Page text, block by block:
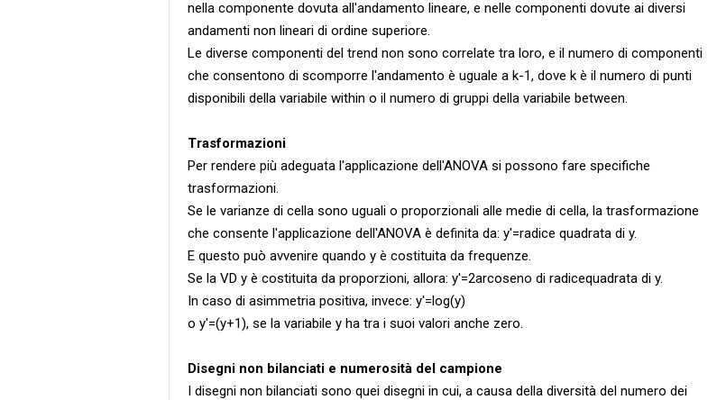
nella componente dovuta all'andamento lineare, e nelle componenti dovute ai diversi
andamenti non lineari di ordine superiore.
Le diverse componenti del trend non sono correlate tra loro, e il numero di componenti
che consentono di scomporre l'andamento è uguale a k-1, dove k è il numero di punti
disponibili della variabile within o il numero di gruppi della variabile between.
Trasformazioni
Per rendere più adeguata l'applicazione dell'ANOVA si possono fare specifiche
trasformazioni.
Se le varianze di cella sono uguali o proporzionali alle medie di cella, la trasformazione
che consente l'applicazione dell'ANOVA è definita da: y'=radice quadrata di y.
E questo può avvenire quando y è costituita da frequenze.
Se la VD y è costituita da proporzioni, allora: y'=2arcoseno di radicequadrata di y.
In caso di asimmetria positiva, invece: y'=log(y)
o y'=(y+1), se la variabile y ha tra i suoi valori anche zero.
Disegni non bilanciati e numerosità del campione
I disegni non bilanciati sono quei disegni in cui, a causa della diversità del numero dei